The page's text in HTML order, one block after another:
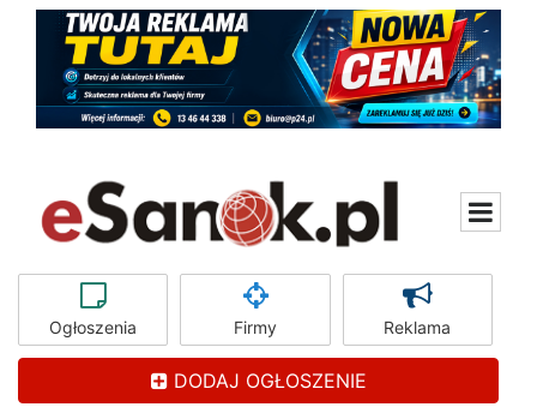
Ogłoszenia Firmy Reklama
DODAJ OGŁOSZENIE